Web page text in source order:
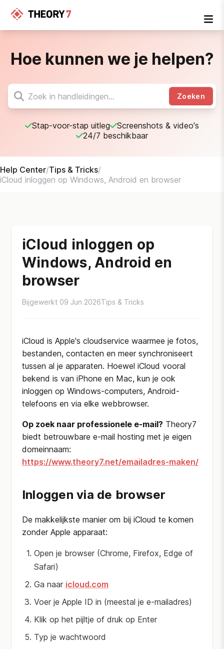
Hoe kunnen we je helpen?
Zoeken
Stap-voor-stap uitleg
Screenshots & video's
24/7 beschikbaar
Help Center/Tips & Tricks/
iCloud inloggen op Windows, Android en browser
iCloud inloggen op
Windows, Android en
browser
Bijgewerkt 09 Jun 2026Tips & Tricks
iCloud is Apple's cloudservice waarmee je fotos,
bestanden, contacten en meer synchroniseert
tussen al je apparaten. Hoewel iCloud vooral
bekend is van iPhone en Mac, kun je ook
inloggen op Windows-computers, Android-
telefoons en via elke webbrowser.
Op zoek naar professionele e-mail? Theory7
biedt betrouwbare e-mail hosting met je eigen
domeinnaam:
https://www.theory7.net/emailadres-maken/
Inloggen via de browser
De makkelijkste manier om bij iCloud te komen
zonder Apple apparaat:
Open je browser (Chrome, Firefox, Edge of
Safari)
Ga naar icloud.com
Voer je Apple ID in (meestal je e-mailadres)
Klik op het pijltje of druk op Enter
Typ je wachtwoord